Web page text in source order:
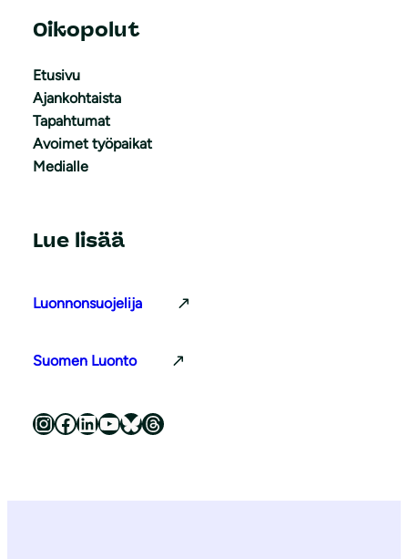
Oikopolut
Etusivu
Ajankohtaista
Tapahtumat
Avoimet työpaikat
Medialle
Lue lisää
Luonnonsuojelija
Suomen Luonto
Luonnonsuojeluliitto Instagramissa Luonnonsuojeluliitto Facebookissa Luonnonsuojeluliitto LinkedInissä Luonnonsuojeluliiton YouTube-kanava Luonnonsuojeluliitto Blueskyssa Luonnonsuojeluliitto Threadsissa